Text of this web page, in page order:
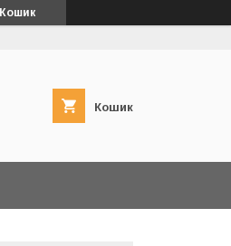
Кошик
Кошик